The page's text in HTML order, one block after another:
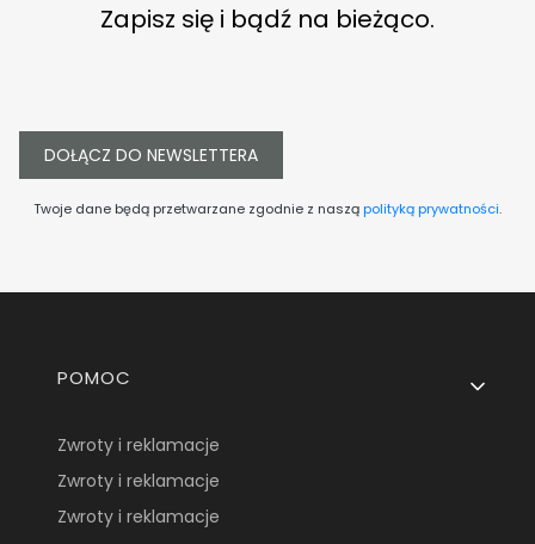
Zapisz się i bądź na bieżąco.
DOŁĄCZ DO NEWSLETTERA
Twoje dane będą przetwarzane zgodnie z nasząpolityką prywatności.
Linki w stopce
POMOC
Zwroty i reklamacje
Zwroty i reklamacje
Zwroty i reklamacje